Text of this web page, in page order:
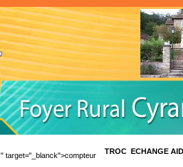
" target="_blanck">compteur TROC ECHANGE